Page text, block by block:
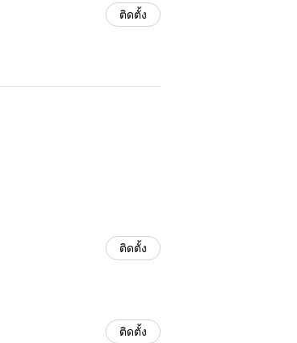
ติดตั้ง
ติดตั้ง
ติดตั้ง